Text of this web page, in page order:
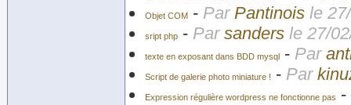
Objet COM - Par Pantinois le
sript php - Par sanders le 27/
texte en exposant dans BDD mysql - Par
Script de galerie photo miniature ! - Par
Expression régulière wordpress ne fonctionne pas -